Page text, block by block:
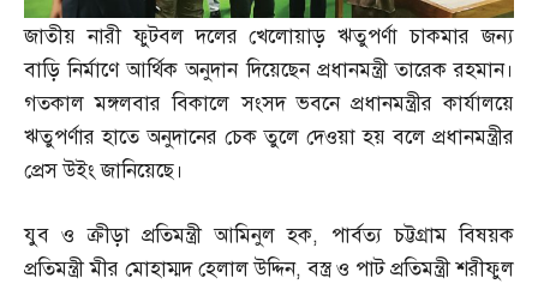
জাতীয় নারী ফুটবল দলের খেলোয়াড় ঋতুপর্ণা চাকমার জন্য
বাড়ি নির্মাণে আর্থিক অনুদান দিয়েছেন প্রধানমন্ত্রী তারেক রহমান।
গতকাল মঙ্গলবার বিকালে সংসদ ভবনে প্রধানমন্ত্রীর কার্যালয়ে
ঋতুপর্ণার হাতে অনুদানের চেক তুলে দেওয়া হয় বলে প্রধানমন্ত্রীর
প্রেস উইং জানিয়েছে।
যুব ও ক্রীড়া প্রতিমন্ত্রী আমিনুল হক, পার্বত্য চট্টগ্রাম বিষয়ক
প্রতিমন্ত্রী মীর মোহাম্মদ হেলাল উদ্দিন,বস্ত্র ও পাট প্রতিমন্ত্রী শরীফুল